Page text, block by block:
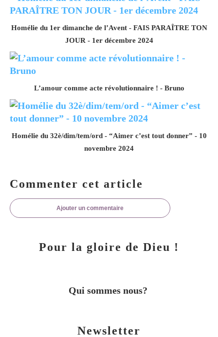
Homélie du 1er dimanche de l’Avent - FAIS PARAÎTRE TON
JOUR - 1er décembre 2024
L’amour comme acte révolutionnaire ! - Bruno
Homélie du 32è/dim/tem/ord - “Aimer c’est tout donner” - 10
novembre 2024
Commenter cet article
Ajouter un commentaire
Newsletter
Pour la gloire de Dieu !
Qui sommes nous?